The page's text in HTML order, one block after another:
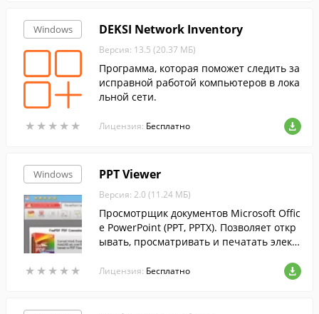
Windows
★ ★ ★ ★ ★
★ ★ ★ ★ ★
DEKSI Network Inventory
Версия: 13.5 (20.37 МБ)
Программа, которая поможет следить за
исправной работой компьютеров в лока
льной сети.
Лицензия: Бесплатно
Windows
★ ★ ★ ★ ★
★ ★ ★ ★ ★
PPT Viewer
Версия: 2.0 (11.24 МБ)
Просмотрщик документов Microsoft Offic
e PowerPoint (PPT, PPTX). Позволяет откр
ывать, просматривать и печатать элект
ы в формате RTF и простые текстовые ф
Лицензия: Бесплатно